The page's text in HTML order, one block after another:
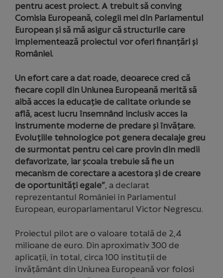
pentru acest proiect. A trebuit să conving
Comisia Europeană, colegii mei din Parlamentul
European și să mă asigur că structurile care
implementează proiectul vor oferi finanțări și
României.
Un efort care a dat roade, deoarece cred că
fiecare copil din Uniunea Europeană merită să
aibă acces la educație de calitate oriunde se
află, acest lucru însemnând inclusiv acces la
instrumente moderne de predare și învățare.
Evoluțiile tehnologice pot genera decalaje greu
de surmontat pentru cei care provin din medii
defavorizate, iar școala trebuie să fie un
mecanism de corectare a acestora și de creare
de oportunități egale”, a declarat
reprezentantul României în Parlamentul
European, europarlamentarul Victor Negrescu.
Proiectul pilot are o valoare totală de 2,4
milioane de euro. Din aproximativ 300 de
aplicații, în total, circa 100 instituții de
învățământ din Uniunea Europeană vor folosi